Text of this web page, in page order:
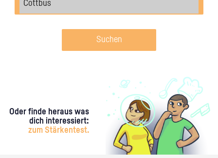
Suchen
Oder finde heraus was
dich interessiert:
zum Stärkentest.